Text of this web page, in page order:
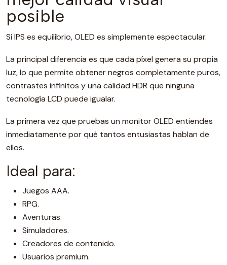
posible
Si IPS es equilibrio, OLED es simplemente espectacular.
La principal diferencia es que cada píxel genera su propia
luz, lo que permite obtener negros completamente puros,
contrastes infinitos y una calidad HDR que ninguna
tecnología LCD puede igualar.
La primera vez que pruebas un monitor OLED entiendes
inmediatamente por qué tantos entusiastas hablan de
ellos.
Ideal para:
Juegos AAA.
RPG.
Aventuras.
Simuladores.
Creadores de contenido.
Usuarios premium.